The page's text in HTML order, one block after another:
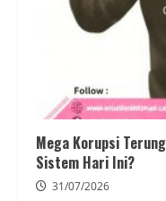
Mega Korupsi
Sistem Hari Ini?
31/07/2026